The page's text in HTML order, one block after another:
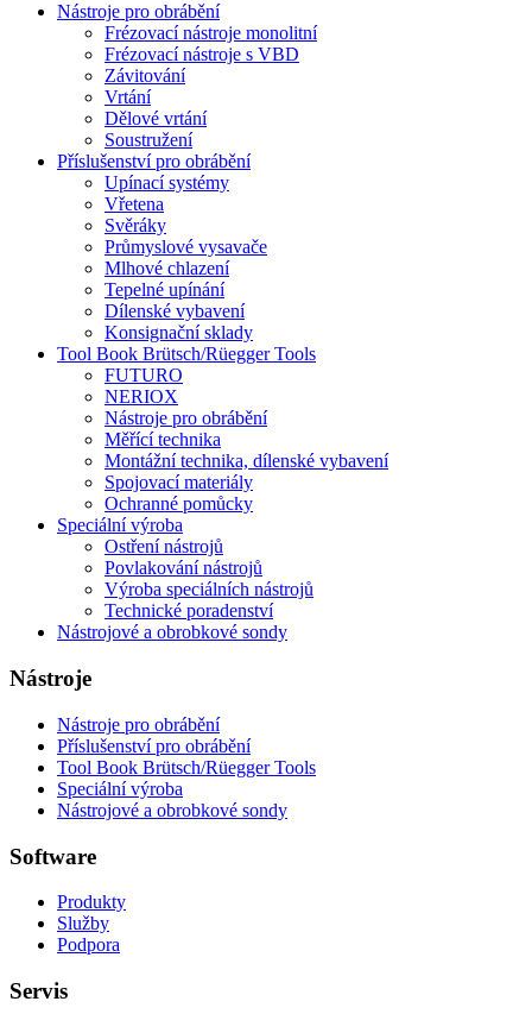
Nástroje pro obrábění
Frézovací nástroje monolitní
Frézovací nástroje s VBD
Závitování
Vrtání
Dělové vrtání
Soustružení
Příslušenství pro obrábění
Upínací systémy
Vřetena
Svěráky
Průmyslové vysavače
Mlhové chlazení
Tepelné upínání
Dílenské vybavení
Konsignační sklady
Tool Book Brütsch/Rüegger Tools
FUTURO
NERIOX
Nástroje pro obrábění
Měřící technika
Montážní technika, dílenské vybavení
Spojovací materiály
Ochranné pomůcky
Speciální výroba
Ostření nástrojů
Povlakování nástrojů
Výroba speciálních nástrojů
Technické poradenství
Nástrojové a obrobkové sondy
Nástroje
Nástroje pro obrábění
Příslušenství pro obrábění
Tool Book Brütsch/Rüegger Tools
Speciální výroba
Nástrojové a obrobkové sondy
Software
Produkty
Služby
Podpora
Servis